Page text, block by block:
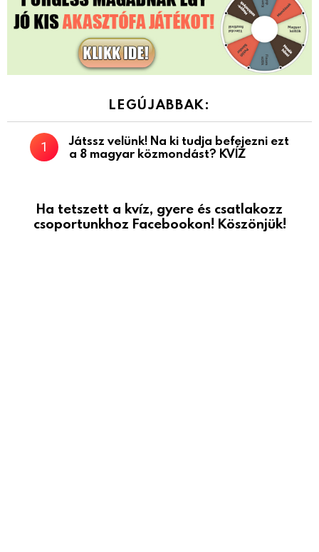
LEGÚJABBAK:
Játssz velünk! Na ki tudja befejezni ezt
a 8 magyar közmondást? KVÍZ
Ha tetszett a kvíz, gyere és csatlakozz
csoportunkhoz Facebookon! Köszönjük!